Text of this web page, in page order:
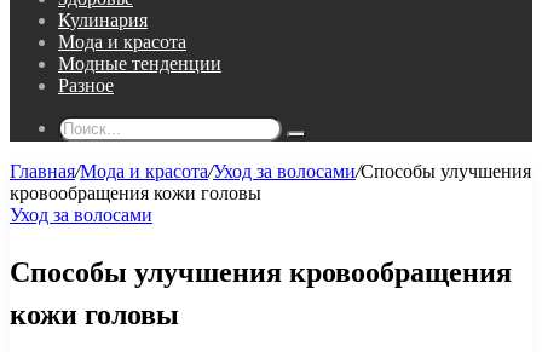
Кулинария
Мода и красота
Модные тенденции
Разное
Поиск...
Главная/Мода и красота/Уход за волосами/Способы улучшения
кровообращения кожи головы
Уход за волосами
Способы улучшения кровообращения
кожи головы